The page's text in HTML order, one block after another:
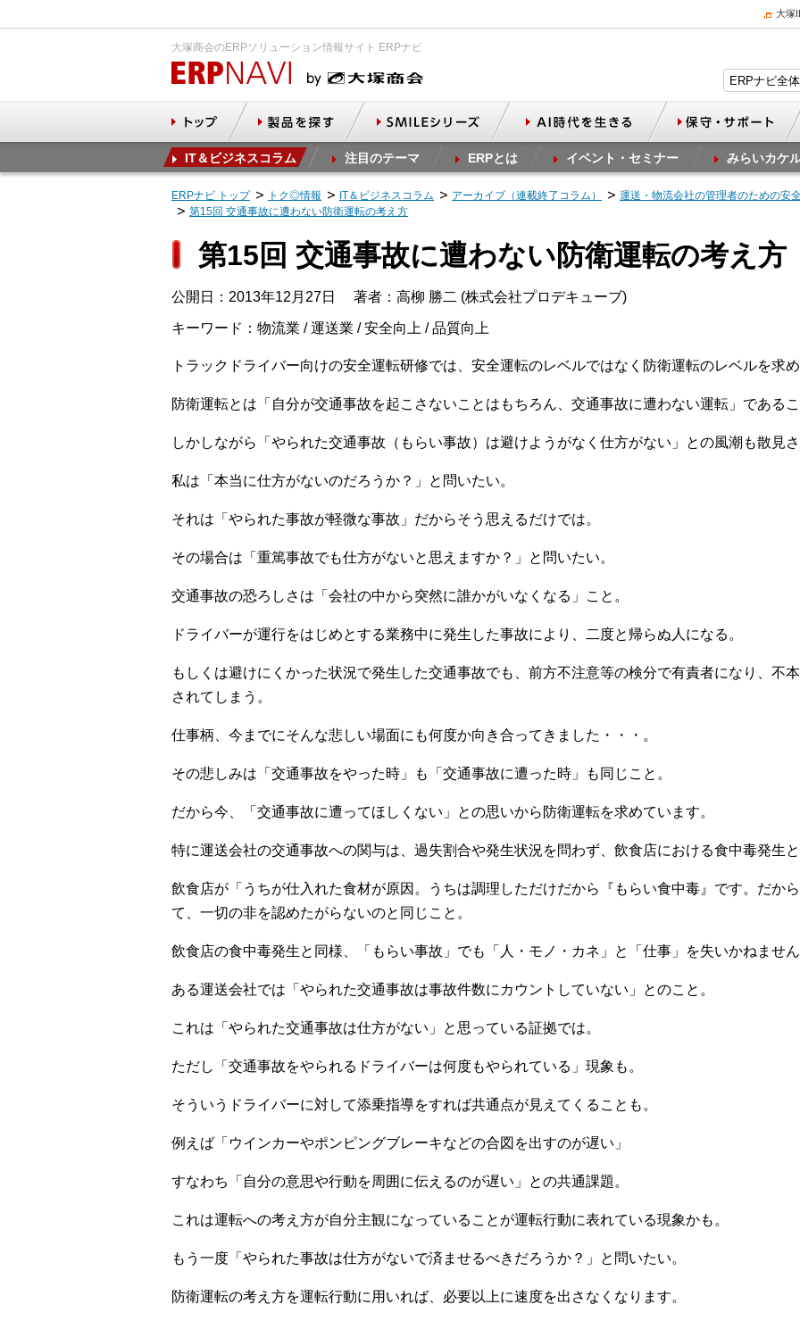
大塚
大塚商会のERPソリューション情報サイト ERPナビ
IT＆ビジネスコラム 注目のテーマ ERPとは イベント・セミナー みらいカケ
ERPナビ トップ トク◎情報 IT＆ビジネスコラム アーカイブ（連載終了コラム）
運送・物流会社の管理者のための安
第15回 交通事故に遭わない防衛運転の考え方
第15回 交通事故に遭わない防衛運転の考え方
公開日：2013年12月27日 著者：高柳 勝二 (株式会社プロデキューブ)
キーワード：物流業 / 運送業 / 安全向上 / 品質向上
トラックドライバー向けの安全運転研修では、安全運転のレベルではなく防衛運転のレベルを求め
防衛運転とは「自分が交通事故を起こさないことはもちろん、交通事故に遭わない運転」であるこ
しかしながら「やられた交通事故（もらい事故）は避けようがなく仕方がない」との風潮も散見さ
私は「本当に仕方がないのだろうか？」と問いたい。
それは「やられた事故が軽微な事故」だからそう思えるだけでは。
その場合は「重篤事故でも仕方がないと思えますか？」と問いたい。
交通事故の恐ろしさは「会社の中から突然に誰かがいなくなる」こと。
ドライバーが運行をはじめとする業務中に発生した事故により、二度と帰らぬ人になる。
もしくは避けにくかった状況で発生した交通事故でも、前方不注意等の検分で有責者になり、不
されてしまう。
仕事柄、今までにそんな悲しい場面にも何度か向き合ってきました・・・。
その悲しみは「交通事故をやった時」も「交通事故に遭った時」も同じこと。
だから今、「交通事故に遭ってほしくない」との思いから防衛運転を求めています。
特に運送会社の交通事故への関与は、過失割合や発生状況を問わず、飲食店における食中毒発生と
飲食店が「うちが仕入れた食材が原因。うちは調理しただけだから『もらい食中毒』です。だか
て、一切の非を認めたがらないのと同じこと。
飲食店の食中毒発生と同様、「もらい事故」でも「人・モノ・カネ」と「仕事」を失いかねません
ある運送会社では「やられた交通事故は事故件数にカウントしていない」とのこと。
これは「やられた交通事故は仕方がない」と思っている証拠では。
ただし「交通事故をやられるドライバーは何度もやられている」現象も。
そういうドライバーに対して添乗指導をすれば共通点が見えてくることも。
例えば「ウインカーやポンピングブレーキなどの合図を出すのが遅い」
すなわち「自分の意思や行動を周囲に伝えるのが遅い」との共通課題。
これは運転への考え方が自分主観になっていることが運転行動に表れている現象かも。
もう一度「やられた事故は仕方がないで済ませるべきだろうか？」と問いたい。
防衛運転の考え方を運転行動に用いれば、必要以上に速度を出さなくなります。